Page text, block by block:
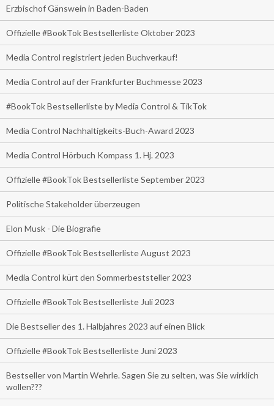
Erzbischof Gänswein in Baden-Baden
Offizielle #BookTok Bestsellerliste Oktober 2023
Media Control registriert jeden Buchverkauf!
Media Control auf der Frankfurter Buchmesse 2023
#BookTok Bestsellerliste by Media Control & TikTok
Media Control Nachhaltigkeits-Buch-Award 2023
Media Control Hörbuch Kompass 1. Hj. 2023
Offizielle #BookTok Bestsellerliste September 2023
Politische Stakeholder überzeugen
Elon Musk - Die Biografie
Offizielle #BookTok Bestsellerliste August 2023
Media Control kürt den Sommerbeststeller 2023
Offizielle #BookTok Bestsellerliste Juli 2023
Die Bestseller des 1. Halbjahres 2023 auf einen Blick
Offizielle #BookTok Bestsellerliste Juni 2023
Bestseller von Martin Wehrle. Sagen Sie zu selten, was Sie wirklich
wollen???